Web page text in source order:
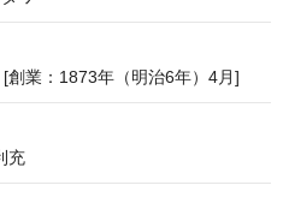
業：1873年（明治6年）4月]
充